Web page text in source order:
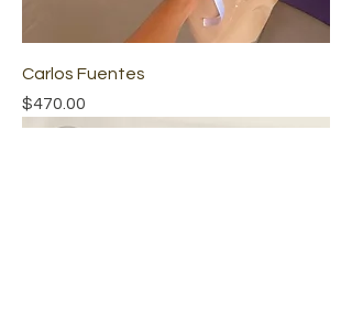
Carlos Fuentes
Precio
$470.00